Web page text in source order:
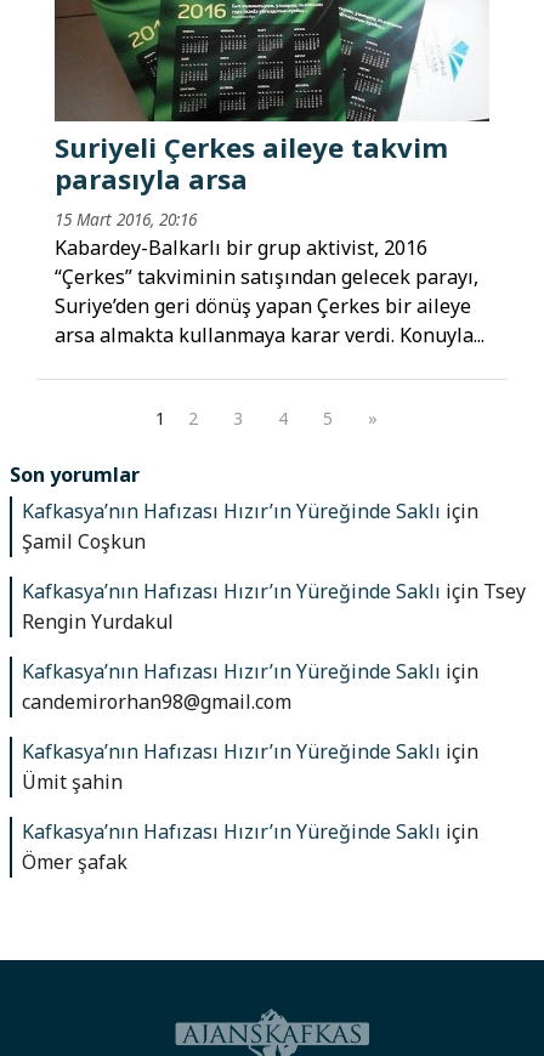
Suriyeli Çerkes aileye takvim
parasıyla arsa
15 Mart 2016, 20:16
Kabardey-Balkarlı bir grup aktivist, 2016
“Çerkes” takviminin satışından gelecek parayı,
Suriye’den geri dönüş yapan Çerkes bir aileye
arsa almakta kullanmaya karar verdi. Konuyla...
1 2 3 4 5 »
Son yorumlar
Kafkasya’nın Hafızası Hızır’ın Yüreğinde Saklı için
Şamil Coşkun
Kafkasya’nın Hafızası Hızır’ın Yüreğinde Saklı için Tsey
Rengin Yurdakul
Kafkasya’nın Hafızası Hızır’ın Yüreğinde Saklı için
candemirorhan98@gmail.com
Kafkasya’nın Hafızası Hızır’ın Yüreğinde Saklı için
Ümit şahin
Kafkasya’nın Hafızası Hızır’ın Yüreğinde Saklı için
Ömer şafak